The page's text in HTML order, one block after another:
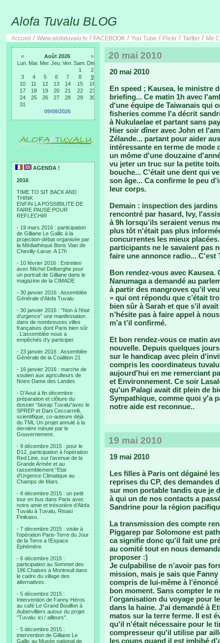
Alofa Tuvalu BLOG
Accueil / Www.alofatuvalu.tv / FACEBOOK / You Tube / Flickr / Twitter / Me
« Août 2026
»
Lun. Mar. Mer. Jeu. Ven. Sam. Dim.
1
2
3
4 5 6 7 8
9
10
11 12 13 14 15
16
17
18 19 20 21 22
23
24
25 26 27 28 29
30
31
09/08/2026
AGENDA !
2016
TIME TO SIT BACK AND
THINK
ENFIN LA POSSIBILITE DE
FAIRE PAUSE POUR
REFLECHIR
- 19 mars 2016 : participation
de Gilliane Le Gallic à la
projection-débat organisée par
la Médiathèque Boris Vian de
Chevilly-Larue. A 17h
- 10 février 2016 : Entretien
avec Michel Delberghe pour
un portrait de Gilliane dans le
magazine de la CIMADE
- 30 janvier 2016 : Assemblée
Générale d’Alofa Tuvalu
- 30 janvier 2016 : “Non à l’état
d’urgence” une manifestation
dans de nombreuses villes
françaises dont Paris bien sûr
. L’assemblée nous a
empêchés d’y participer.
- 23 janvier 2016 : Assemblée
Générale de la Coalition 21
- 16 janvier 2016 : marche de
soutien aux agriculteurs de
Notre Dame des Landes
- D’Aout à fin décembre :
préparation et clôture du
dossier “biorap Tuvalu“avec le
SPREP et Dani Ceccarrelli,
scientifique, co-auteure déjà
du TML Un projet annulé à la
dernière minute par le
Gouvernement.
- 9 décembre 2015 : pour le
D12, participation à l’opération
Red Line, sur l’avenue de la
Grande Armée et au
rassemblement “Etat
d’Urgence Climatique au
Champs de Mars.
- 8 décembre 2015 : un petit
tour en bus dans Paris avec
notre amie et trésorière d’Alofa
Tuvalu à Tuvalu, Risasi
Finikaso.
- 7 décembre 2015 : visite à
l’opération Paris-Terre du Jour
de la Terre a l’Espace
Ephémère.
- 6 décembre 2015 :
participation au Sommet des
196 Chaises à Montreuil dans
le cadre du village des
alternatives.
- 5 décembre 2015 :
Intervention de Fanny Héros
au café Le Grand Bouillon à
Aubervilliers autour du projet
"Tuvalu: ici / ailleurs".
- 5 décembre 2015 :
intervention de Gilliane Le
Gallic au Musée national de
20 mai 2010
20 mai 2010
En speed ; Kausea, le ministre
briefing... Ce matin 1h avec
d'une équipe de Taiwanais qui
fisheries comme l'a décrit
à Nukulaelae et partant sans
Hier soir dîner avec John et
Zélande... partant pour aider
intéressante en terme de mode
un môme d'une douzaine
vu jeter un truc sur la petite
bouche... C'était une dent qui
son âge... Ca confirme le peu
leur corps.
Demain : inspection des
rencontré par hasard, Ivy,
à 9h lorsqu’ils seraient venus
plus tôt n'était pas plus
concurrentes les mieux
participants ne le savaient pas
faire une annonce radio... C'est
Bon rendez-vous avec Kausea.
Nanumaga a demandé au
à partir des mangroves qu’il
» qui ont répondu que c’était
bien sûr à Sarah et que s’il
n’hésite pas à faire appel à
m’a t’il confirmé.
Et bon rendez-vous ce matin
nouvelle. Depuis quelques
sur le handicap avec plein
compris les coordinateus
aujourd'hui en me remerciant
et Environnement. Ce soir
qu'un Palagi avait dit plein de
Sympathique, comme quoi y'a
notre aide est reconnue..
19 mai 2010
19 mai 2010
Les filles à Paris ont dégainé
reprises du CP, des demandes
sur mon portable tandis que je
à qui un de nos contacts a
Sandrine pour la région
La transmission des compte
Piggarep par Solomone est
ca signifie donc qu'il fait une
au comité tout en nous
proposer :)
Je culpabilise de n’avoir pas
mission, mais je sais que
compris de lui-même à
bon moment. Sans compter le
l’organisation du voyage pour
dans la haine. J'ai demandé à
matos sur la terre ferme. Il est
qu'il n'était nécessaire pour le
compresseur qu'il utilise par
les coups quand il est imbibé